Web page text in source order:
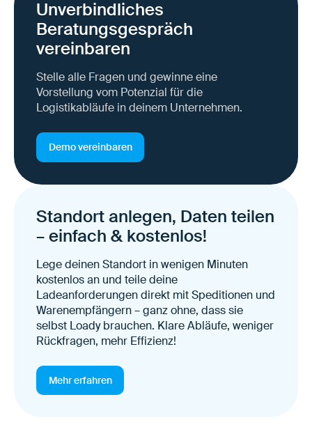
Unverbindliches
Beratungsgespräch
vereinbaren
Stelle alle Fragen und gewinne eine
Vorstellung vom Potenzial für die
Logistikabläufe in deinem Unternehmen.
Demo vereinbaren
Standort anlegen, Daten teilen
– einfach & kostenlos!
Lege deinen Standort in wenigen Minuten
kostenlos an und teile deine
Ladeanforderungen direkt mit Speditionen und
Warenempfängern – ganz ohne, dass sie
selbst Loady brauchen. Klare Abläufe, weniger
Rückfragen, mehr Effizienz!
Mehr erfahren